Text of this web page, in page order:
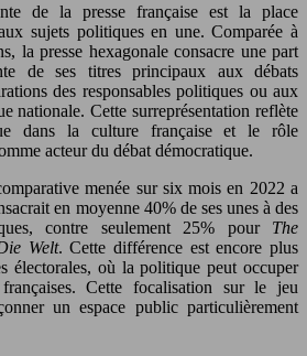
de la presse française est la place
sujets politiques en une. Comparée à
la presse hexagonale consacre une part
de ses titres principaux aux débats
des responsables politiques ou aux
nationale. Cette surreprésentation reflète
dans la culture française et le rôle
acteur du débat démocratique.
menée sur six mois en 2022 a
en moyenne 40% de ses unes à des
contre seulement 25% pour The
Welt. Cette différence est encore plus
électorales, où la politique peut occuper
Cette focalisation sur le jeu
un espace public particulièrement